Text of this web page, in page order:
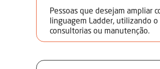
Pessoas que desejam ampliar
linguagem Ladder, utilizando
consultorias ou manutenção.